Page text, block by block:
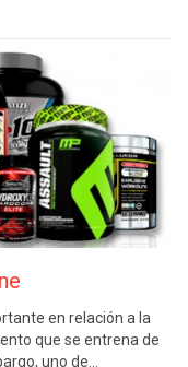
en relación a la
que se entrena de
uno de…